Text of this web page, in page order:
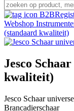
Webshop
(standaard kwaliteit)
Jesco
kwaliteit)
Jesco Schaar
Brancadierschaar